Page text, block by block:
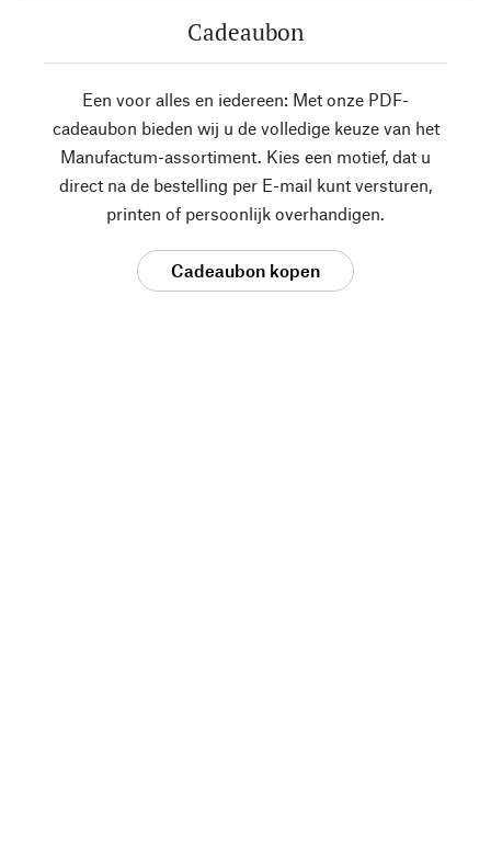
Cadeaubon
Een voor alles en iedereen: Met onze PDF-
cadeaubon bieden wij u de volledige keuze van het
Manufactum-assortiment. Kies een motief, dat u
direct na de bestelling per E-mail kunt versturen,
printen of persoonlijk overhandigen.
Cadeaubon kopen